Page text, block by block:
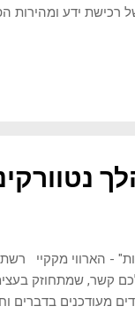
רכישת ידע ומהירות
- הארווי מקקיי
קשר, שמתחוזק
מעודכנים בדברים